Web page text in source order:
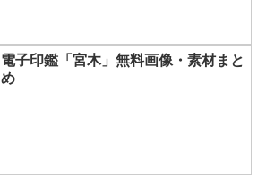
電子印鑑「宮木」無料画像・素材まと
め